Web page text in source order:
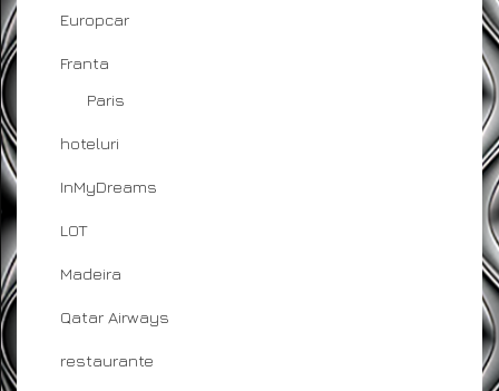
Europcar
Franta
Paris
hoteluri
InMyDreams
LOT
Madeira
Qatar Airways
restaurante